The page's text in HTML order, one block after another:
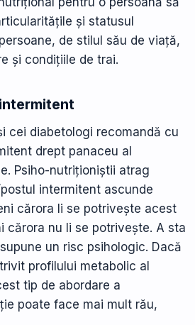
și statusul
de stilul său de viață,
și condițiile de trai.
cei diabetologi recomandă cu
drept panaceu al
Psiho-nutriționiștii atrag
intermitent ascunde
cărora li se potrivește acest
cărora nu li se potrivește. A sta
un risc psihologic. Dacă
profilului metabolic al
tip de abordare a
poate face mai mult rău,